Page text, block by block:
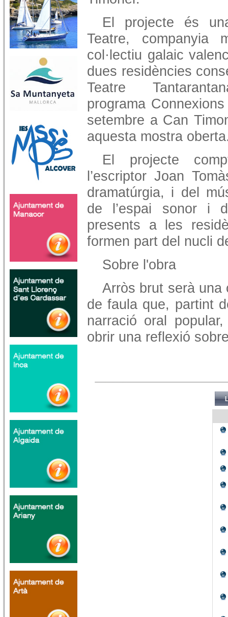
El projecte és
Teatre, companyia
col·lectiu galaic
dues residències
Teatre
programa
setembre a Can
aquesta mostra
El projecte
l’escriptor Joan
dramatúrgia, i del
de l’espai sonor i
presents a les
formen part del nucli
Sobre l'obra
Arròs brut serà una
de faula que, partint
narració oral
obrir una reflexió